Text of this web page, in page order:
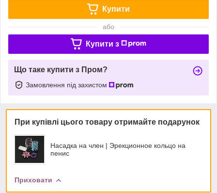
Купити
або
Купити з
Що таке купити з Пром?
Замовлення під захистом
При купівлі цього товару отримайте подарунок
Насадка на член | Эрекционное кольцо на
пенис
Приховати